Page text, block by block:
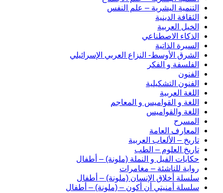
التنمية اليشرية – علم النفس
الثقافة الدينية
الخيل العربية
الذكاء الاصطناعي
السيرة الذاتية
الشرق الأوسط- النزاع العربي الإسرائيلي
الفلسفة و الفكر
الفنون
الفنون التشكيلية
اللغة العربية
اللغة و القواميس و المعاجم
اللغة والقواميس
المسرح
المعارف العامة
تاريخ – الألعاب العربية
تاريخ العلوم – الطب
حكايات الفيل و النملة (ملونة) – أطفال
رواية للناشئة – مغامرات
سلسلة أخلاق الإنسان (ملونة) – أطفال
سلسلة أمنيتي أن أكون – (ملونة) – أطفال